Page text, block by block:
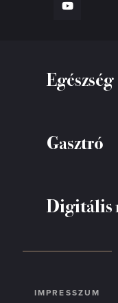
Egészség
Gasztró
Digitális
IMPRESSZUM